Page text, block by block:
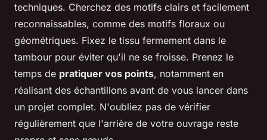
techniques. Cherchez des motifs clairs et facilement
reconnaissables, comme des motifs floraux ou
géométriques. Fixez le tissu fermement dans le
tambour pour éviter qu'il ne se froisse. Prenez le
temps de pratiquer vos points, notamment en
réalisant des échantillons avant de vous lancer dans
un projet complet. N'oubliez pas de vérifier
régulièrement que l'arrière de votre ouvrage reste